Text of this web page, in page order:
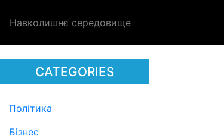
Навколишнє середовище
CATEGORIES
Політика
Бізнес